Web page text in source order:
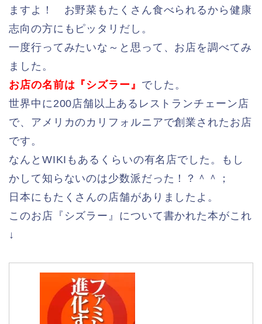
ますよ！ お野菜もたくさん食べられるから健康
志向の方にもピッタリだし。
一度行ってみたいな～と思って、お店を調べてみ
ました。
お店の名前は『シズラー』 でした。
世界中に200店舗以上あるレストランチェーン店
で、アメリカのカリフォルニアで創業されたお店
です。
なんとWIKIもあるくらいの有名店でした。もし
かして知らないのは少数派だった！？＾＾；
日本にもたくさんの店舗がありましたよ。
このお店『シズラー』について書かれた本がこれ
↓